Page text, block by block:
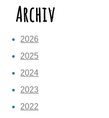
Archiv
2026
2025
2024
2023
2022